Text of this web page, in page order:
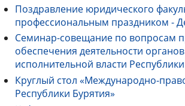
Поздравление юридического
профессиональным праздником -
Семинар-совещание по вопросам
обеспечения деятельности органов
исполнительной власти
Круглый стол «Международно-
Республики Бурятия»